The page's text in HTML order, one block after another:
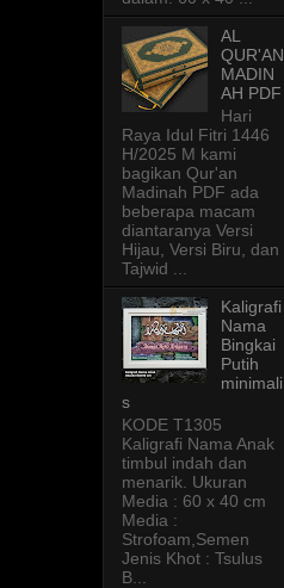
AL
QUR'AN
MADIN
AH PDF
Hari
Raya Idul Fitri 1446
H/2025 M kami
bagikan Qur'an
Madinah PDF ada
beberapa macam
diantaranya Versi
Hijau, Versi Biru, dan
Tajwid ...
Kaligrafi
Nama
Bingkai
Putih
minimali
s
KODE T1305
Kaligrafi Nama Anak
timbul indah dan
menarik. Ukuran
Media : 60 x 40 cm
Media :
Strofoam,Semen
Jenis Khot : Tsulus
B...